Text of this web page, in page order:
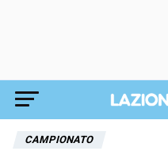
CAMPIONATO